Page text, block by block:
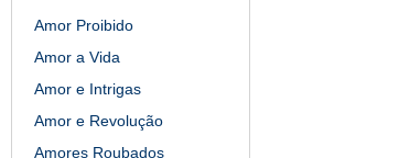
Amor Proibido
Amor a Vida
Amor e Intrigas
Amor e Revolução
Amores Roubados